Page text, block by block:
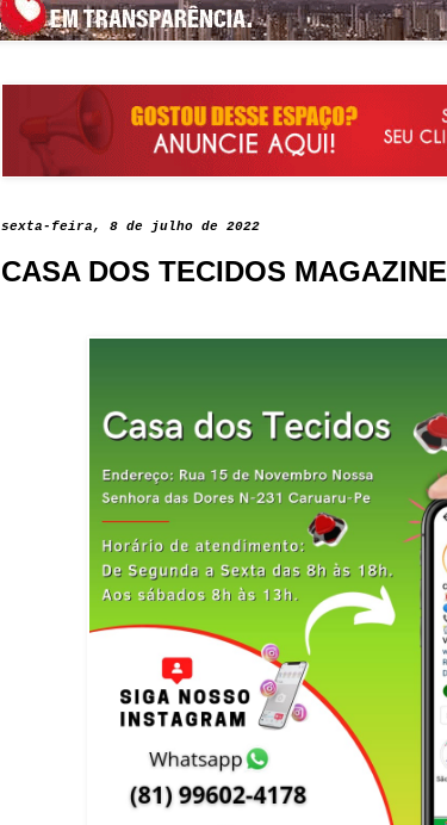
sexta-feira, 8 de julho de 2022
CASA DOS TECIDOS MAGAZINE